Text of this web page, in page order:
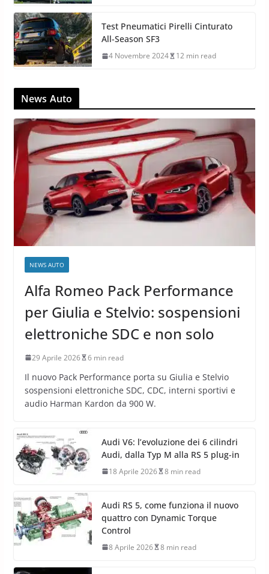
Test Pneumatici Pirelli Cinturato
All-Season SF3
4 Novembre 2024 12 min read
News Auto
NEWS AUTO
Alfa Romeo Pack Performance
per Giulia e Stelvio: sospensioni
elettroniche SDC e non solo
29 Aprile 2026 6 min read
Il nuovo Pack Performance porta su Giulia e Stelvio
sospensioni elettroniche SDC, CDC, interni sportivi e
audio Harman Kardon da 900 W.
Audi V6: l’evoluzione dei 6 cilindri
Audi, dalla Typ M alla RS 5 plug-in
18 Aprile 2026 8 min read
Audi RS 5, come funziona il nuovo
quattro con Dynamic Torque
Control
8 Aprile 2026 8 min read